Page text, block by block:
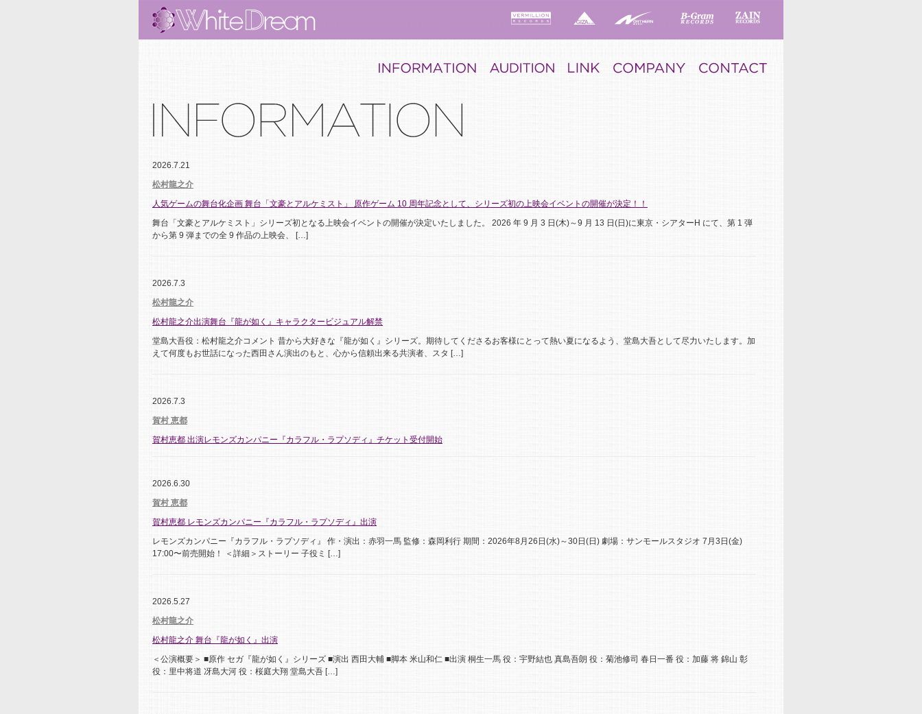
2026.7.21
松村龍之介
人気ゲームの舞台化企画 舞台「文豪とアルケミスト」 原作ゲーム 10 周年記念として、シリーズ初の上映会イベントの開催が決定！！
舞台「文豪とアルケミスト」シリーズ初となる上映会イベントの開催が決定いたしました。 2026 年 9 月 3 日(木)～9 月 13 日(日)に東京・シアターH にて、第 1 弾
から第 9 弾までの全 9 作品の上映会、 […]
2026.7.3
松村龍之介
松村龍之介出演舞台『龍が如く』キャラクタービジュアル解禁
堂島大吾役：松村龍之介コメント 昔から大好きな『龍が如く』シリーズ。期待してくださるお客様にとって熱い夏になるよう、堂島大吾として尽力いたします。加
えて何度もお世話になった西田さん演出のもと、心から信頼出来る共演者、スタ […]
2026.7.3
賀村 恵都
賀村恵都 出演レモンズカンパニー『カラフル・ラプソディ』チケット受付開始
2026.6.30
賀村 恵都
賀村恵都 レモンズカンパニー『カラフル・ラプソディ』出演
レモンズカンパニー『カラフル・ラプソディ』 作・演出：赤羽一馬 監修：森岡利行 期間：2026年8月26日(水)～30日(日) 劇場：サンモールスタジオ 7月3日(金)
17:00〜前売開始！ ＜詳細＞ストーリー 子役ミ […]
2026.5.27
松村龍之介
松村龍之介 舞台『龍が如く』出演
＜公演概要＞ ■原作 セガ『龍が如く』シリーズ ■演出 西田大輔 ■脚本 米山和仁 ■出演 桐生一馬 役：宇野結也 真島吾朗 役：菊池修司 春日一番 役：加藤 将 錦山 彰
役：里中将道 冴島大河 役：桜庭大翔 堂島大吾 […]